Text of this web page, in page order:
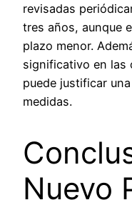
revisadas
tres años, aunque
plazo menor.
significativo en las
puede justificar
medidas.
Nuevo